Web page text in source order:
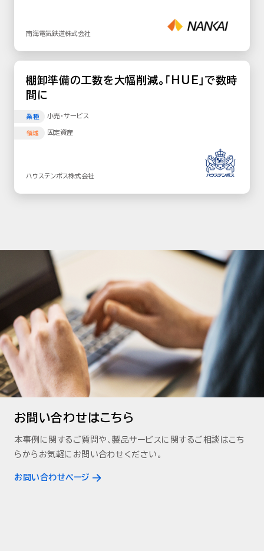
南海電気鉄道株式会社
棚卸準備の工数を大幅削減。「HUE」で数時
間に
業種 小売･サービス
領域 固定資産
ハウステンボス株式会社
お問い合わせはこちら
本事例に関するご質問や、製品サービスに関するご相談はこち
らからお気軽にお問い合わせください。
お問い合わせページ